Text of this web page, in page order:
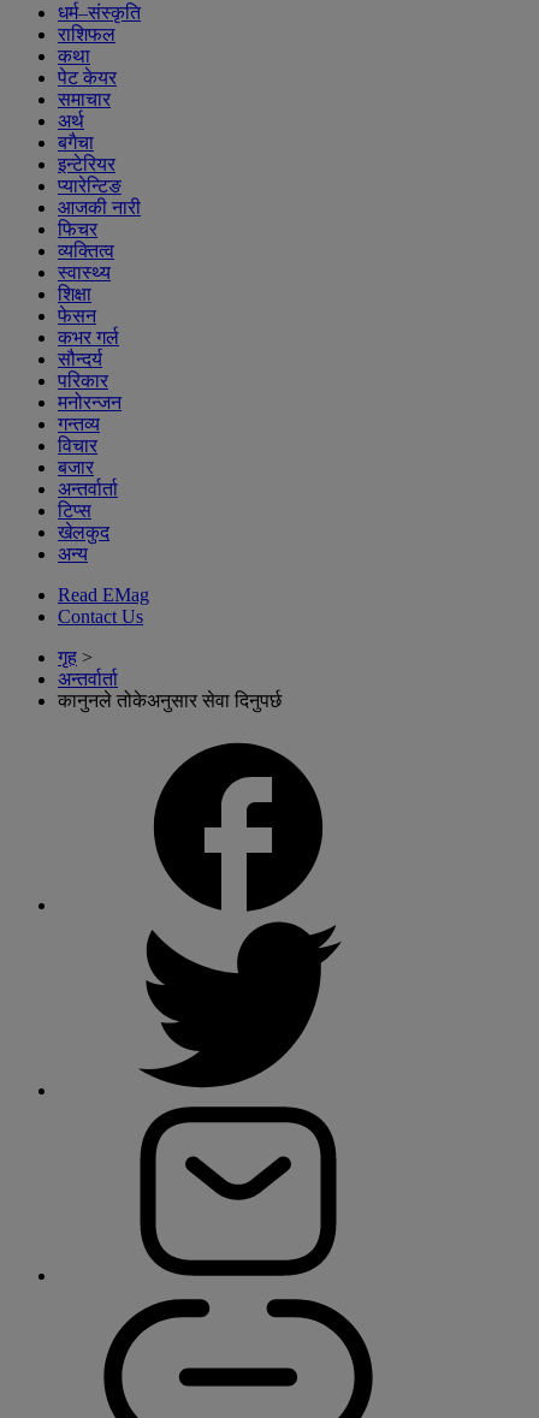
धर्म–संस्कृति
राशिफल
कथा
पेट केयर
समाचार
अर्थ
बगैचा
इन्टेरियर
प्यारेन्टिङ
आजकी नारी
फिचर
व्यक्तित्व
स्वास्थ्य
शिक्षा
फेसन
कभर गर्ल
सौन्दर्य
परिकार
मनोरन्जन
गन्तव्य
विचार
बजार
अन्तर्वार्ता
टिप्स
खेलकुद
अन्य
Read EMag
Contact Us
गृह >
अन्तर्वार्ता
कानुनले तोकेअनुसार सेवा दिनुपर्छ